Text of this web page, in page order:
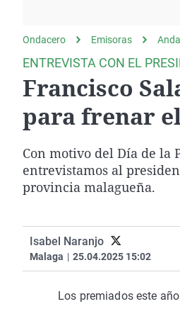
gato
Ondacero Emisoras
ENTREVISTA CON EL
Francisco
para frenar
Con motivo del Día de la
entrevistamos al
provincia malagueña.
Isabel Naranjo
Malaga | 25.04.2025 15:02
Los premiados este